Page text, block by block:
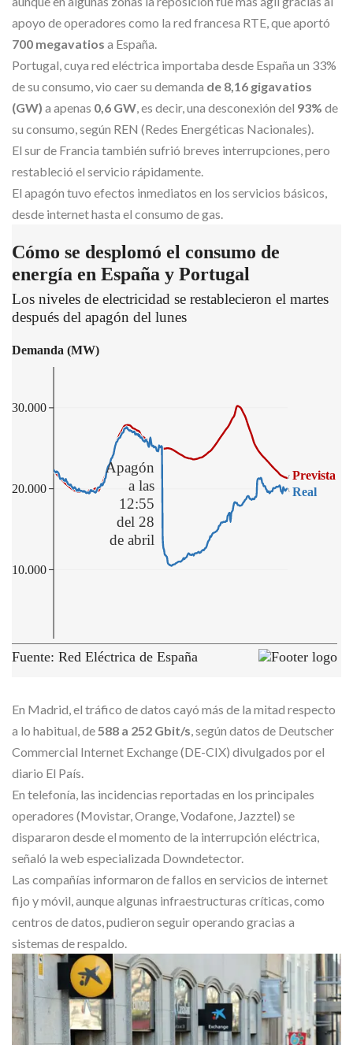
apoyo de operadores como la red francesa RTE, que aportó
700 megavatios a España.
Portugal, cuya red eléctrica importaba desde España un 33%
de su consumo, vio caer su demanda de 8,16 gigavatios
(GW) a apenas 0,6 GW, es decir, una desconexión del 93% de
su consumo, según REN (Redes Energéticas Nacionales).
El sur de Francia también sufrió breves interrupciones, pero
restableció el servicio rápidamente.
El apagón tuvo efectos inmediatos en los servicios básicos,
desde internet hasta el consumo de gas.
En Madrid, el tráfico de datos cayó más de la mitad respecto
a lo habitual, de588 a 252 Gbit/s, según datos de Deutscher
Commercial Internet Exchange (DE-CIX) divulgados por el
diario El País.
En telefonía, las incidencias reportadas en los principales
operadores (Movistar, Orange, Vodafone, Jazztel) se
dispararon desde el momento de la interrupción eléctrica,
señaló la web especializada Downdetector.
Las compañías informaron de fallos en servicios de internet
fijo y móvil, aunque algunas infraestructuras críticas, como
centros de datos, pudieron seguir operando gracias a
sistemas de respaldo.